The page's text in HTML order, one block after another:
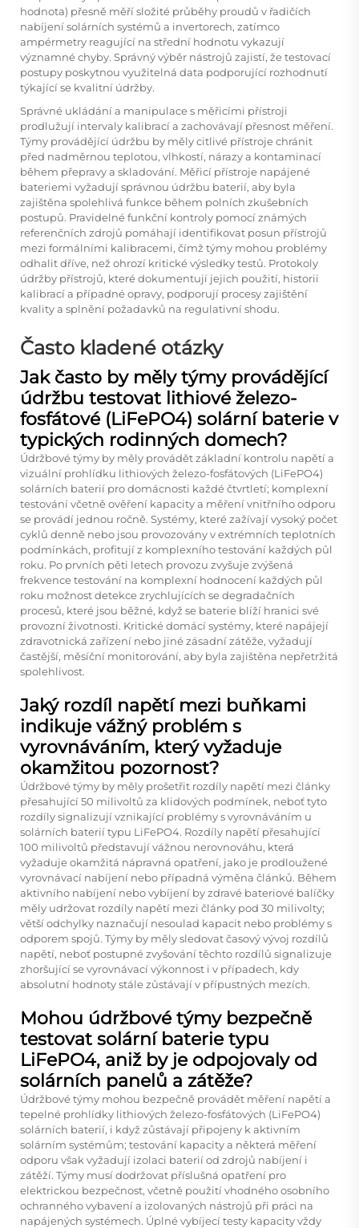
hodnota) přesně měří složité průběhy proudů v řadičích
nabíjení solárních systémů a invertorech, zatímco
ampérmetry reagující na střední hodnotu vykazují
významné chyby. Správný výběr nástrojů zajistí, že testovací
postupy poskytnou využitelná data podporující rozhodnutí
týkající se kvalitní údržby.
Správné ukládání a manipulace s měřicími přístroji
prodlužují intervaly kalibrací a zachovávají přesnost měření.
Týmy provádějící údržbu by měly citlivé přístroje chránit
před nadměrnou teplotou, vlhkostí, nárazy a kontaminací
během přepravy a skladování. Měřicí přístroje napájené
bateriemi vyžadují správnou údržbu baterií, aby byla
zajištěna spolehlivá funkce během polních zkušebních
postupů. Pravidelné funkční kontroly pomocí známých
referenčních zdrojů pomáhají identifikovat posun přístrojů
mezi formálními kalibracemi, čímž týmy mohou problémy
odhalit dříve, než ohrozí kritické výsledky testů. Protokoly
údržby přístrojů, které dokumentují jejich použití, historii
kalibrací a případné opravy, podporují procesy zajištění
kvality a splnění požadavků na regulativní shodu.
Často kladené otázky
Jak často by měly týmy provádějící
údržbu testovat lithiové železo-
fosfátové (LiFePO4) solární baterie v
typických rodinných domech?
Údržbové týmy by měly provádět základní kontrolu napětí a
vizuální prohlídku lithiových železo-fosfátových (LiFePO4)
solárních baterií pro domácnosti každé čtvrtletí; komplexní
testování včetně ověření kapacity a měření vnitřního odporu
se provádí jednou ročně. Systémy, které zažívají vysoký počet
cyklů denně nebo jsou provozovány v extrémních teplotních
podmínkách, profitují z komplexního testování každých půl
roku. Po prvních pěti letech provozu zvyšuje zvýšená
frekvence testování na komplexní hodnocení každých půl
roku možnost detekce zrychlujících se degradačních
procesů, které jsou běžné, když se baterie blíží hranici své
provozní životnosti. Kritické domácí systémy, které napájejí
zdravotnická zařízení nebo jiné zásadní zátěže, vyžadují
častější, měsíční monitorování, aby byla zajištěna nepřetržitá
spolehlivost.
Jaký rozdíl napětí mezi buňkami
indikuje vážný problém s
vyrovnáváním, který vyžaduje
okamžitou pozornost?
Údržbové týmy by měly prošetřit rozdíly napětí mezi články
přesahující 50 milivoltů za klidových podmínek, neboť tyto
rozdíly signalizují vznikající problémy s vyrovnáváním u
solárních baterií typu LiFePO4. Rozdíly napětí přesahující
100 milivoltů představují vážnou nerovnováhu, která
vyžaduje okamžitá nápravná opatření, jako je prodloužené
vyrovnávací nabíjení nebo případná výměna článků. Během
aktivního nabíjení nebo vybíjení by zdravé bateriové balíčky
měly udržovat rozdíly napětí mezi články pod 30 milivolty;
větší odchylky naznačují nesoulad kapacit nebo problémy s
odporem spojů. Týmy by měly sledovat časový vývoj rozdílů
napětí, neboť postupné zvyšování těchto rozdílů signalizuje
zhoršující se vyrovnávací výkonnost i v případech, kdy
absolutní hodnoty stále zůstávají v přípustných mezích.
Mohou údržbové týmy bezpečně
testovat solární baterie typu
LiFePO4, aniž by je odpojovaly od
solárních panelů a zátěže?
Údržbové týmy mohou bezpečně provádět měření napětí a
tepelné prohlídky lithiových železo-fosfátových (LiFePO4)
solárních baterií, i když zůstávají připojeny k aktivním
solárním systémům; testování kapacity a některá měření
odporu však vyžadují izolaci baterií od zdrojů nabíjení i
zátěží. Týmy musí dodržovat příslušná opatření pro
elektrickou bezpečnost, včetně použití vhodného osobního
ochranného vybavení a izolovaných nástrojů při práci na
napájených systémech. Úplné vybíjecí testy kapacity vždy